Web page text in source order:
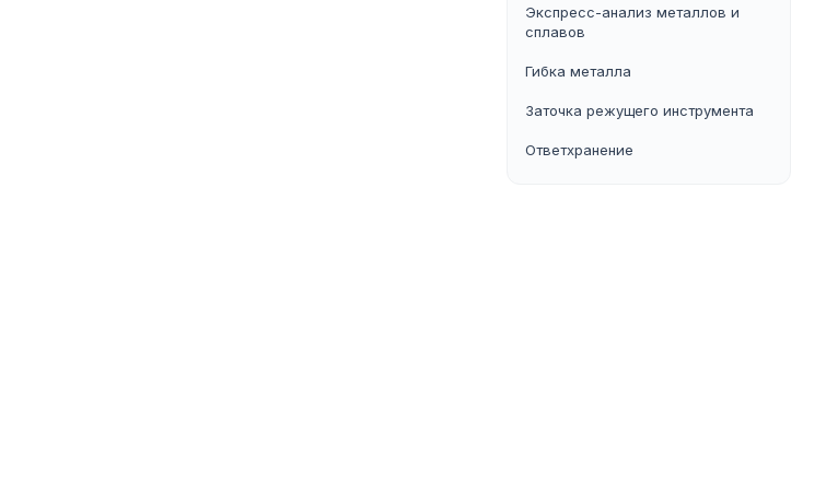
Экспресс-анализ металлов и
сплавов
Гибка металла
Заточка режущего инструмента
Ответхранение